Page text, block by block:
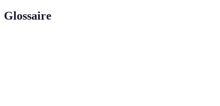
Glossaire